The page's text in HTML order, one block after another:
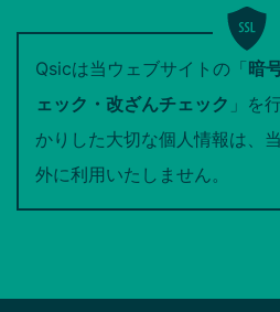
Qsicは当ウェブサイトの「暗
ェック・改ざんチェック 」を
かりした大切な個人情報は、
外に利用いたしません。